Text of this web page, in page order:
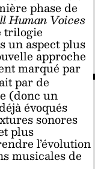
phase de
Human Voices
trilogie
un aspect plus
approche
marqué par
par de
(donc un
évoqués
sonores
plus
l’évolution
musicales de